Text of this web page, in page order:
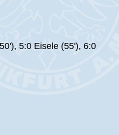
5:0 Eisele (55'), 6:0